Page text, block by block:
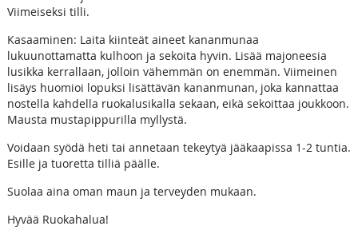
Viimeiseksi tilli.
Kasaaminen: Laita kiinteät aineet kananmunaa
lukuunottamatta kulhoon ja sekoita hyvin. Lisää majoneesia
lusikka kerrallaan, jolloin vähemmän on enemmän. Viimeinen
lisäys huomioi lopuksi lisättävän kananmunan, joka kannattaa
nostella kahdella ruokalusikalla sekaan, eikä sekoittaa joukkoon.
Mausta mustapippurilla myllystä.
Voidaan syödä heti tai annetaan tekeytyä jääkaapissa 1-2 tuntia.
Esille ja tuoretta tilliä päälle.
Suolaa aina oman maun ja terveyden mukaan.
Hyvää Ruokahalua!